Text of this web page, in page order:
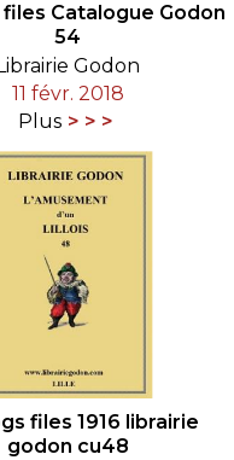
Catalogue Godon
54
Librairie Godon
11 févr. 2018
Plus
files 1916 librairie
godon cu48